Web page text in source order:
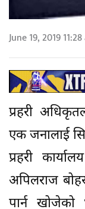
June 19, 2019
प्रहरी
एक जनालाई
प्रहरी
अपिलराज
पार्न खोजेको